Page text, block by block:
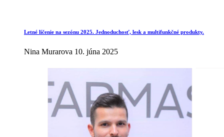
Letné líčenie na sezónu 2025. Jednoduchosť, lesk a multifunkčné produkty.
Nina Murarova 10. júna 2025